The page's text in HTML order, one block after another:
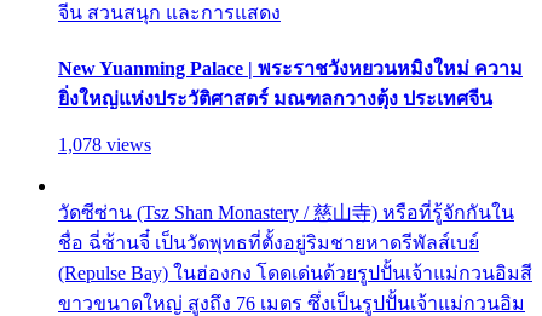
จีน สวนสนุก และการแสดง
New Yuanming Palace | พระราชวังหยวนหมิงใหม่ ความ
ยิ่งใหญ่แห่งประวัติศาสตร์ มณฑลกวางตุ้ง ประเทศจีน
1,078 views
วัดซีซ่าน (Tsz Shan Monastery / 慈山寺) หรือที่รู้จักกันใน
ชื่อ ฉี่ซ้านจี๋ เป็นวัดพุทธที่ตั้งอยู่ริมชายหาดรีพัลส์เบย์
(Repulse Bay) ในฮ่องกง โดดเด่นด้วยรูปปั้นเจ้าแม่กวนอิมสี
ขาวขนาดใหญ่ สูงถึง 76 เมตร ซึ่งเป็นรูปปั้นเจ้าแม่กวนอิม